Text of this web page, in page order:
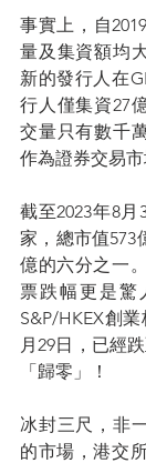
事實上，自
量及集資額均
新的發行人在
行人僅集資27
交量只有數千
作為證券交易市
截至2023年8月
家，總市值573
億的六分之一
票跌幅更是驚
S&P/HKEX創
月29日，已經
「歸零」！
冰封三尺，非
的市場，港交